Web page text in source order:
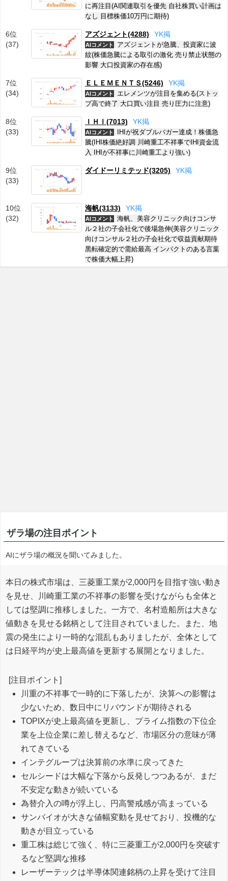
に再注目(AI関連取引を優先 自社株買い計画は
なし 目標株価10万円に期待)
6位
(37)
アズジェント(4288) YK掲
AIコメント
アズジェントが急騰、投資家に波
紋(株価急騰による取引の激化 売り禁止状態の
影響 大口投資家の存在感)
7位
(34)
ＥＬＥＭＥＮＴＳ(5246) YK掲
AIコメント
エレメンツが注目を集める(ストッ
プ高で終了 大口買い注目 売り圧力に注意)
8位
(33)
ＩＨＩ(7013) YK掲
AIコメント
IHIが祝ダブルバガー達成！株価急
騰(IHI株価絶好調 川崎重工不祥事でIHI資金流
入 IHIが不祥事に川崎重工より強い)
9位
(33)
ダイドーリミテッド(3205) YK掲
10位
(32)
海帆(3133) YK掲
AIコメント
海帆、美容クリニック向けコンサ
ル２社の子会社化で後場急伸(美容クリニック
向けコンサル２社の子会社化で収益貢献期待
黒転確定的で需給最高 インパクトのある言葉
で株価大幅上昇)
ザラ場の注目ポイント
AIにザラ場の概況を聞いてみました。
本日の株式市場は、三菱重工業が2,000円を目指す強い動き
を見せ、川崎重工業の不祥事の影響を受けながらも全体と
しては堅調に推移しました。一方で、名村造船所は大きな
値動きを見せる銘柄として注目されていました。また、地
震の発生により一時的な混乱もありましたが、全体として
は日経平均が史上最高値を更新する展開となりました。
[注目ポイント]
川重の不祥事で一時的に下落したが、決算への影響は
少ないため、数日中にリバウンドが期待される
TOPIXが史上最高値を更新し、プライム指数の下位企
業を上位企業に差し替えるなど、市場区分の意味が薄
れてきている
インテグループは決算前の水準に戻ってきた
セルシードは大幅な下落から反発しつつあるが、まだ
不安定な動きが続いている
為替介入の噂が浮上し、円高警戒感が高まっている
サンバイオが大きな値幅変動を見せており、投機的な
動きが目立っている
重工株は総じて強く、特に三菱重工が2,000円を突破す
るなど堅調な推移
レーザーテックは半導体関連銘柄の上昇を受けて注目